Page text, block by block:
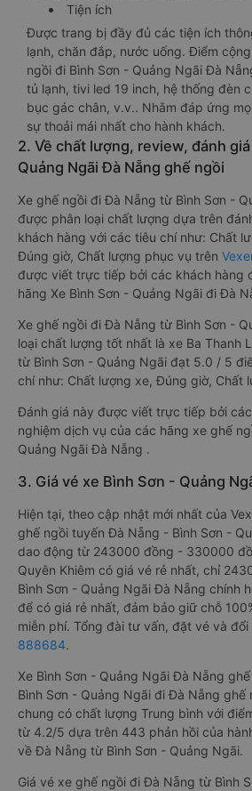
Tiện ích
Được trang bị đầy đủ các tiện ích
lạnh, chăn đắp, nước uống. Điểm
ngồi đi Bình Sơn - Quảng Ngãi Đà
tủ lạnh, tivi led 19 inch, hệ thống đèn
bục gác chân, v.v.. Nhằm đáp ứng
sự thoải mái nhất cho hành khách.
2. Về chất lượng, review, đánh
Quảng Ngãi Đà Nẵng ghế ngồi
Xe ghế ngồi đi Đà Nẵng từ Bình Sơn -
được phân loại chất lượng dựa trên
khách hàng với các tiêu chí như: Chất
Đúng giờ, Chất lượng phục vụ trên
được viết trực tiếp bởi các khách hàng
hãng Xe Bình Sơn - Quảng Ngãi đi Đà
Xe ghế ngồi đi Đà Nẵng từ Bình Sơn -
loại chất lượng tốt nhất là xe Ba Thanh
từ Bình Sơn - Quảng Ngãi đạt 5.0 / 5
chí như: Chất lượng xe, Đúng giờ, Chất
Đánh giá này được viết trực tiếp bởi
nghiệm dịch vụ của các hãng xe ghế
Quảng Ngãi Đà Nẵng .
3. Giá vé xe Bình Sơn - Quảng
Hiện tại, theo cập nhật mới nhất của
ghế ngồi tuyến Đà Nẵng - Bình Sơn -
dao động từ 243000 đồng - 330000
Quyên Khiêm có giá vé rẻ nhất, chỉ
Bình Sơn - Quảng Ngãi Đà Nẵng chính
để có giá rẻ nhất, đảm bảo giữ chỗ
miễn phí. Tổng đài tư vấn, đặt vé và đổi
888684.
Xe Bình Sơn - Quảng Ngãi Đà Nẵng
Bình Sơn - Quảng Ngãi đi Đà Nẵng ghế
chung có chất lượng Trung bình với
từ 4.2/5 dựa trên 443 phản hồi của
về Đà Nẵng từ Bình Sơn - Quảng Ngãi.
Giá vé xe ghế ngồi đi Đà Nẵng từ Bình